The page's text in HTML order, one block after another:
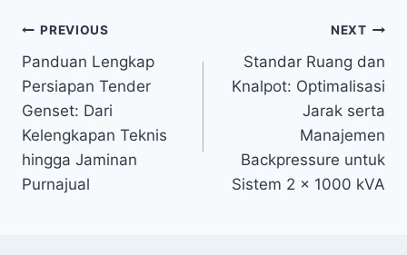
PREVIOUS
Panduan Lengkap
Persiapan Tender
Genset: Dari
Kelengkapan Teknis
hingga Jaminan
Purnajual
NEXT
Standar Ruang dan
Knalpot: Optimalisasi
Jarak serta
Manajemen
Backpressure untuk
Sistem 2 x 1000 kVA